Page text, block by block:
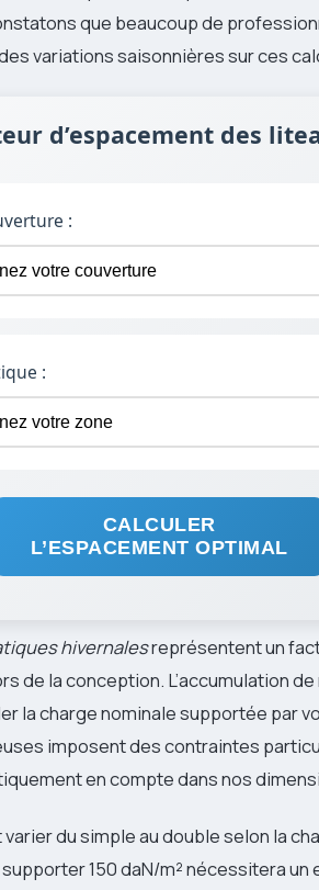
que beaucoup de
variations saisonnières sur ces
d’espacement des
:
:
CALCULER
L’ESPACEMENT OPTIMAL
hivernalesreprésentent un
de la conception. L’accumulation
la charge nominale supportée par
imposent des contraintes
en compte dans nos
varier du simple au double selon la
150 daN/m² nécessitera un